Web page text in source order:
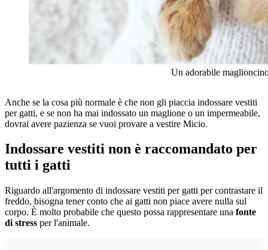
Un adorabile
Anche se la cosa più normale è che non gli piaccia indossare vestiti
per gatti, e se non ha mai indossato un maglione o un impermeabile,
dovrai avere pazienza se vuoi provare a vestire Micio.
Indossare vestiti non è raccomandato per
tutti i gatti
Riguardo all'argomento di indossare vestiti per gatti per contrastare il
freddo, bisogna tener conto che ai gatti non piace avere nulla sul
corpo. È molto probabile che questo possa rappresentare una fonte
di stress per l'animale.